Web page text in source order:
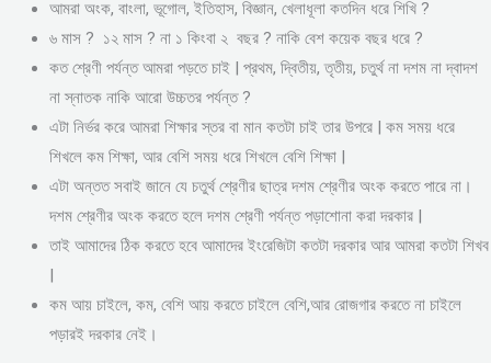
আমরা অংক, বাংলা, ভূগোল, ইতিহাস, বিজ্ঞান, খেলাধূলা কতদিন ধরে শিখি ?
৬ মাস ? ১২ মাস ? না ১ কিংবা ২ বছর ? নাকি বেশ কয়েক বছর ধরে ?
কত শ্রেণী পর্যন্ত আমরা পড়তে চাই | প্রথম, দ্বিতীয়, তৃতীয়, চতুর্থ না দশম না দ্বাদশ
না স্নাতক নাকি আরো উচ্চতর পর্যন্ত ?
এটা নির্ভর করে আমরা শিক্ষার স্তর বা মান কতটা চাই তার উপরে | কম সময় ধরে
শিখলে কম শিক্ষা, আর বেশি সময় ধরে শিখলে বেশি শিক্ষা |
এটা অন্তত সবাই জানে যে চতুর্থ শ্রেণীর ছাত্র দশম শ্রেণীর অংক করতে পারে না।
দশম শ্রেণীর অংক করতে হলে দশম শ্রেণী পর্যন্ত পড়াশোনা করা দরকার |
তাই আমাদের ঠিক করতে হবে আমাদের ইংরেজিটা কতটা দরকার আর আমরা কতটা শিখব
|
কম আয় চাইলে, কম, বেশি আয় করতে চাইলে বেশি,আর রোজগার করতে না চাইলে
পড়ারই দরকার নেই।